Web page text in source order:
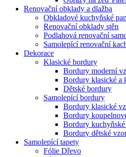
Renovační obklady a dlažba
Obkladové kuchyňské
Renovační obklady stěn
Podlahová renovační
Samolepící renovační
Dekorace
Klasické bordury
Bordury moderní
Bordury klasické a
Dětské bordury
Samolepící bordury
Bordury klasické
Bordury
Bordury
Bordury dětské
Samolepící tapety
Fólie Dřevo